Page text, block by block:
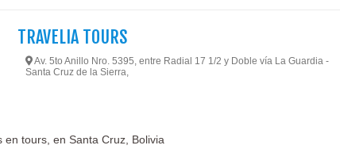
TRAVELIA TOURS
Av. 5to Anillo Nro. 5395, entre Radial 17 1/2 y Doble vía La Guardia -
Santa Cruz de la Sierra,
tours, en Santa Cruz, Bolivia